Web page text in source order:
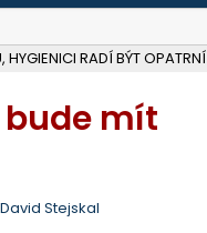
HYGIENICI RADÍ BÝT OPATRNÍ
mít
David Stejskal